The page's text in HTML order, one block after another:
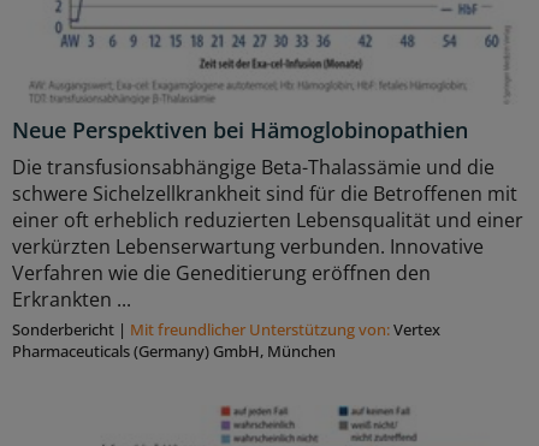
Neue Perspektiven bei Hämoglobinopathien
Die transfusionsabhängige Beta-Thalassämie und die
schwere Sichelzellkrankheit sind für die Betroffenen mit
einer oft erheblich reduzierten Lebensqualität und einer
verkürzten Lebenserwartung verbunden. Innovative
Verfahren wie die Geneditierung eröffnen den
Erkrankten ...
Sonderbericht | Mit freundlicher Unterstützung von:Vertex
Pharmaceuticals (Germany) GmbH, München